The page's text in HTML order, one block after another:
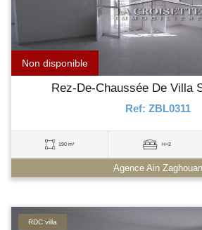
Non disponible
Rez-De-Chaussée De Villa
Ref: ZBL0311
190 m² H+2
Agence Ain Zaghouan
RDC villa